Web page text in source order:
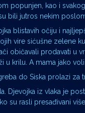
popunjen, kao i
bili jutros nekim
blistavih očiju i
vire sićušne zelene
običavali prodavati u
u krilu. A mama jako
do Siska prolazi za
Djevojka iz vlaka je
su rasli presađivani